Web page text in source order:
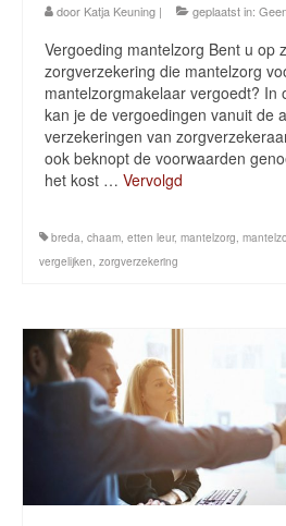
door Katja Keuning | geplaatst in:
Vergoeding mantelzorg Bent u op
zorgverzekering die mantelzorg
mantelzorgmakelaar vergoedt? In
kan je de vergoedingen vanuit de
verzekeringen van
ook beknopt de voorwaarden
het kost … Vervolgd
breda, chaam, etten leur, mantelzorg,
vergelijken, zorgverzekering